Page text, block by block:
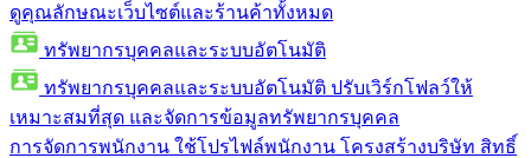
ดูคุณลักษณะเว็บไซต์และร้านค้าทั้งหมด
ทรัพยากรบุคคลและระบบอัตโนมัติ
ทรัพยากรบุคคลและระบบอัตโนมัติ ปรับเวิร์กโฟลว์ให้
เหมาะสมที่สุด และจัดการข้อมูลทรัพยากรบุคคล
การจัดการพนักงาน ใช้โปรไฟล์พนักงาน โครงสร้างบริษัท สิทธิ์